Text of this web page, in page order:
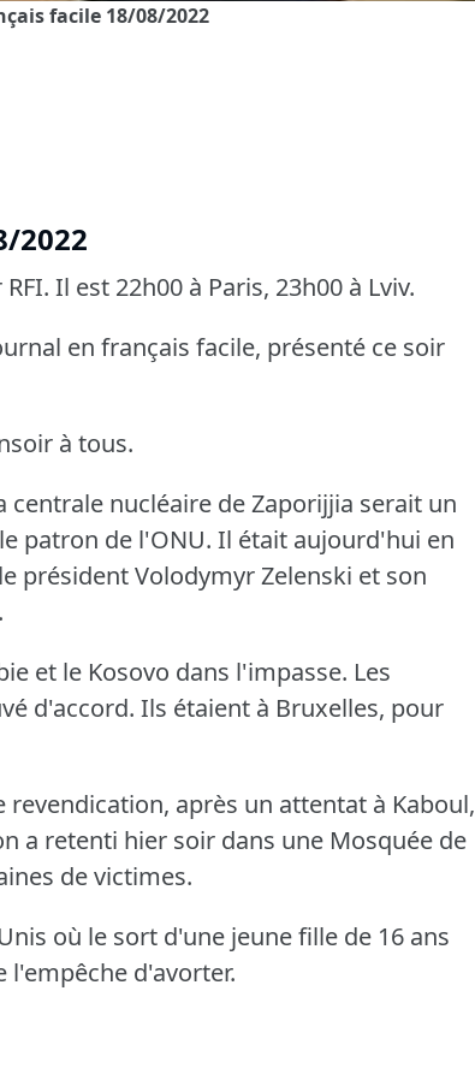
facile 18/08/2022
2022
Il est 22h00 à Paris, 23h00 à Lviv.
en français facile, présenté ce soir
à tous.
nucléaire de Zaporijjia serait un
patron de l'ONU. Il était aujourd'hui en
président Volodymyr Zelenski et son
et le Kosovo dans l'impasse. Les
d'accord. Ils étaient à Bruxelles, pour
après un attentat à Kaboul,
a retenti hier soir dans une Mosquée de
de victimes.
où le sort d'une jeune fille de 16 ans
l'empêche d'avorter.